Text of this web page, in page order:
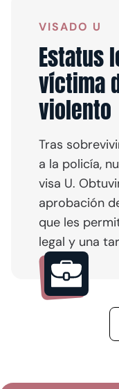
VISADO U
Estatus
víctima
violento
Tras
a la policía,
visa U.
aprobación
que les
legal y una